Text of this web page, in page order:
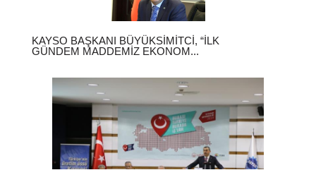
KAYSO BAŞKANI BÜYÜKSIMITCI, “İLK
GÜNDEM MADDEMIZ EKONOM...